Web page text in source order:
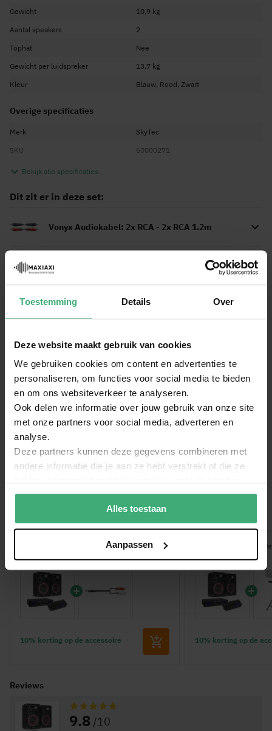
Toestemming Details Over
Deze website maakt gebruik van cookies
We gebruiken cookies om content en advertenties te
personaliseren, om functies voor social media te bieden
en om ons websiteverkeer te analyseren.
Ook delen we informatie over jouw gebruik van onze site
met onze partners voor social media, adverteren en
analyse.
Deze partners kunnen deze gegevens combineren met
andere informatie die je aan ze hebt verstrekt of die ze
services.
Alles toestaan
Aanpassen
Gewicht
10,9 kg
Aantal speakers
2
Tophat
Nee
Gewicht per luidspreker
13,7 kg
Kleur
Blauw, Rood, Zwart
Overige specificaties
Merk
SkyTec
SKU
60000271
EAN Code
Bekijk alle specificaties
Dit zit er in deze set:
Vonyx Audiokabel: 2x RCA - 2x RCA 1.2m
MAX XEN-3510 set PA luidspreker boxen 10"
700W
PD Connex RX30 - 0,75mm2 luidsprekerkabel -
Vonyx STM3030 4 kanaals mixer met USB/SD
MP3, Bluetooth en record functie
SkyTec SPL700 versterker 2 x 350W met
equalizer en verlicht frontpaneel
Handleiding - MAX XEN-3510 set PA luidspreker boxen 10"
700W(410.29 kB)
Handleiding - Vonyx STM3030 4 kanaals mixer met USB/SD
Bundel voordeel
Korting op RCA / mini jack 3.5mm kabel
10% korting op de accessoire
Korting op
10% korting op de
Reviews
Waardering:
9.8 /10